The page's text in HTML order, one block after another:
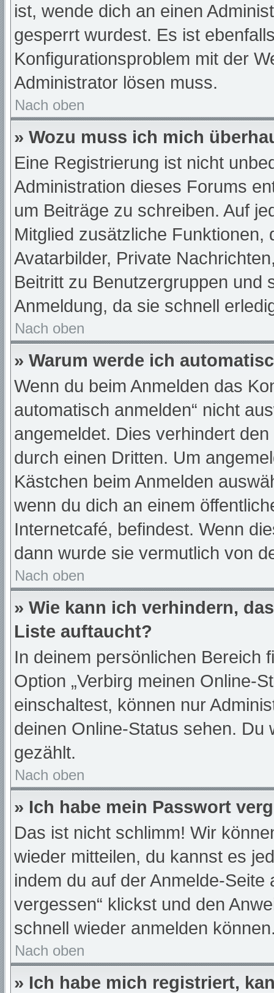
ist, wende dich an einen
gesperrt wurdest. Es ist
Konfigurationsproblem mit der
Administrator lösen muss.
Nach oben
» Wozu muss ich mich
Eine Registrierung ist nicht
Administration dieses Forums
um Beiträge zu schreiben. Auf
Mitglied zusätzliche
Avatarbilder, Private
Beitritt zu Benutzergruppen und
Anmeldung, da sie schnell
Nach oben
» Warum werde ich
Wenn du beim Anmelden das
automatisch anmelden“ nicht
angemeldet. Dies verhindert
durch einen Dritten. Um
Kästchen beim Anmelden
wenn du dich an einem
Internetcafé, befindest. Wenn
dann wurde sie vermutlich von
Nach oben
» Wie kann ich verhindern,
Liste auftaucht?
In deinem persönlichen Bereich
Option „Verbirg meinen Online-
einschaltest, können nur
deinen Online-Status sehen.
gezählt.
Nach oben
» Ich habe mein Passwort
Das ist nicht schlimm! Wir
wieder mitteilen, du kannst es
indem du auf der Anmelde-Seite
vergessen“ klickst und den
schnell wieder anmelden
Nach oben
» Ich habe mich registriert,